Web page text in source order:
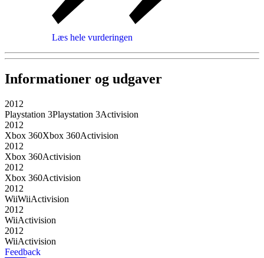
Læs hele vurderingen
Informationer og udgaver
2012
Playstation 3Playstation 3Activision
2012
Xbox 360Xbox 360Activision
2012
Xbox 360Activision
2012
Xbox 360Activision
2012
WiiWiiActivision
2012
WiiActivision
2012
WiiActivision
Feedback